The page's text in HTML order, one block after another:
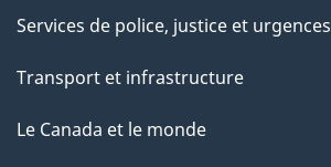
Services de police, justice et urgences
Transport et infrastructure
Le Canada et le monde